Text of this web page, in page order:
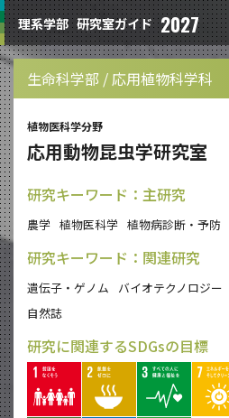
理系学部 研究室ガイド 2027
生命科学部 / 応用植物科学科
植物医科学分野
応用動物昆虫学研究室
研究キーワード：主研究
農学 植物医科学 植物病診断・予防
研究キーワード：関連研究
遺伝子・ゲノム バイオテクノロジー
自然誌
研究に関連するSDGsの目標